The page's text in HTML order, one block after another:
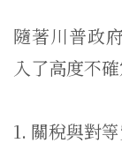
隨著川普政
入了高度不確
1. 關稅與對